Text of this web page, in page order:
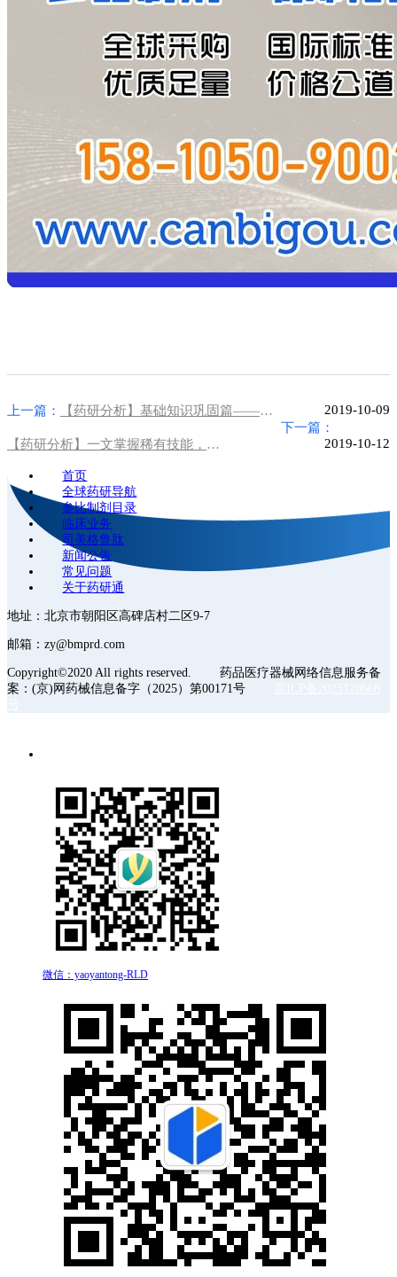
上一篇： 【药研分析】基础知识巩固篇——药品稳定性试验的相关原则及内容
2019-10-09
下一篇：
【药研分析】一文掌握稀有技能，教你玩转"旋转粘度计"
2019-10-12
首页
全球药研导航
参比制剂目录
临床业务
司美格鲁肽
新闻公告
常见问题
关于药研通
地址：北京市朝阳区高碑店村二区9-7
邮箱：zy@bmprd.com
Copyright©2020 All rights reserved. 药品医疗器械网络信息服务备
案：(京)网药械信息备字（2025）第00171号
微信：yaoyantong-RLD